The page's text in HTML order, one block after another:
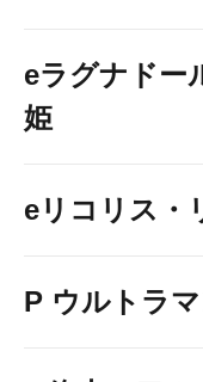
eラグナドー
姫
eリコリス・
P ウルトラ